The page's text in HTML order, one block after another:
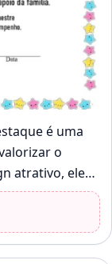
é uma
o
atrativo, ele